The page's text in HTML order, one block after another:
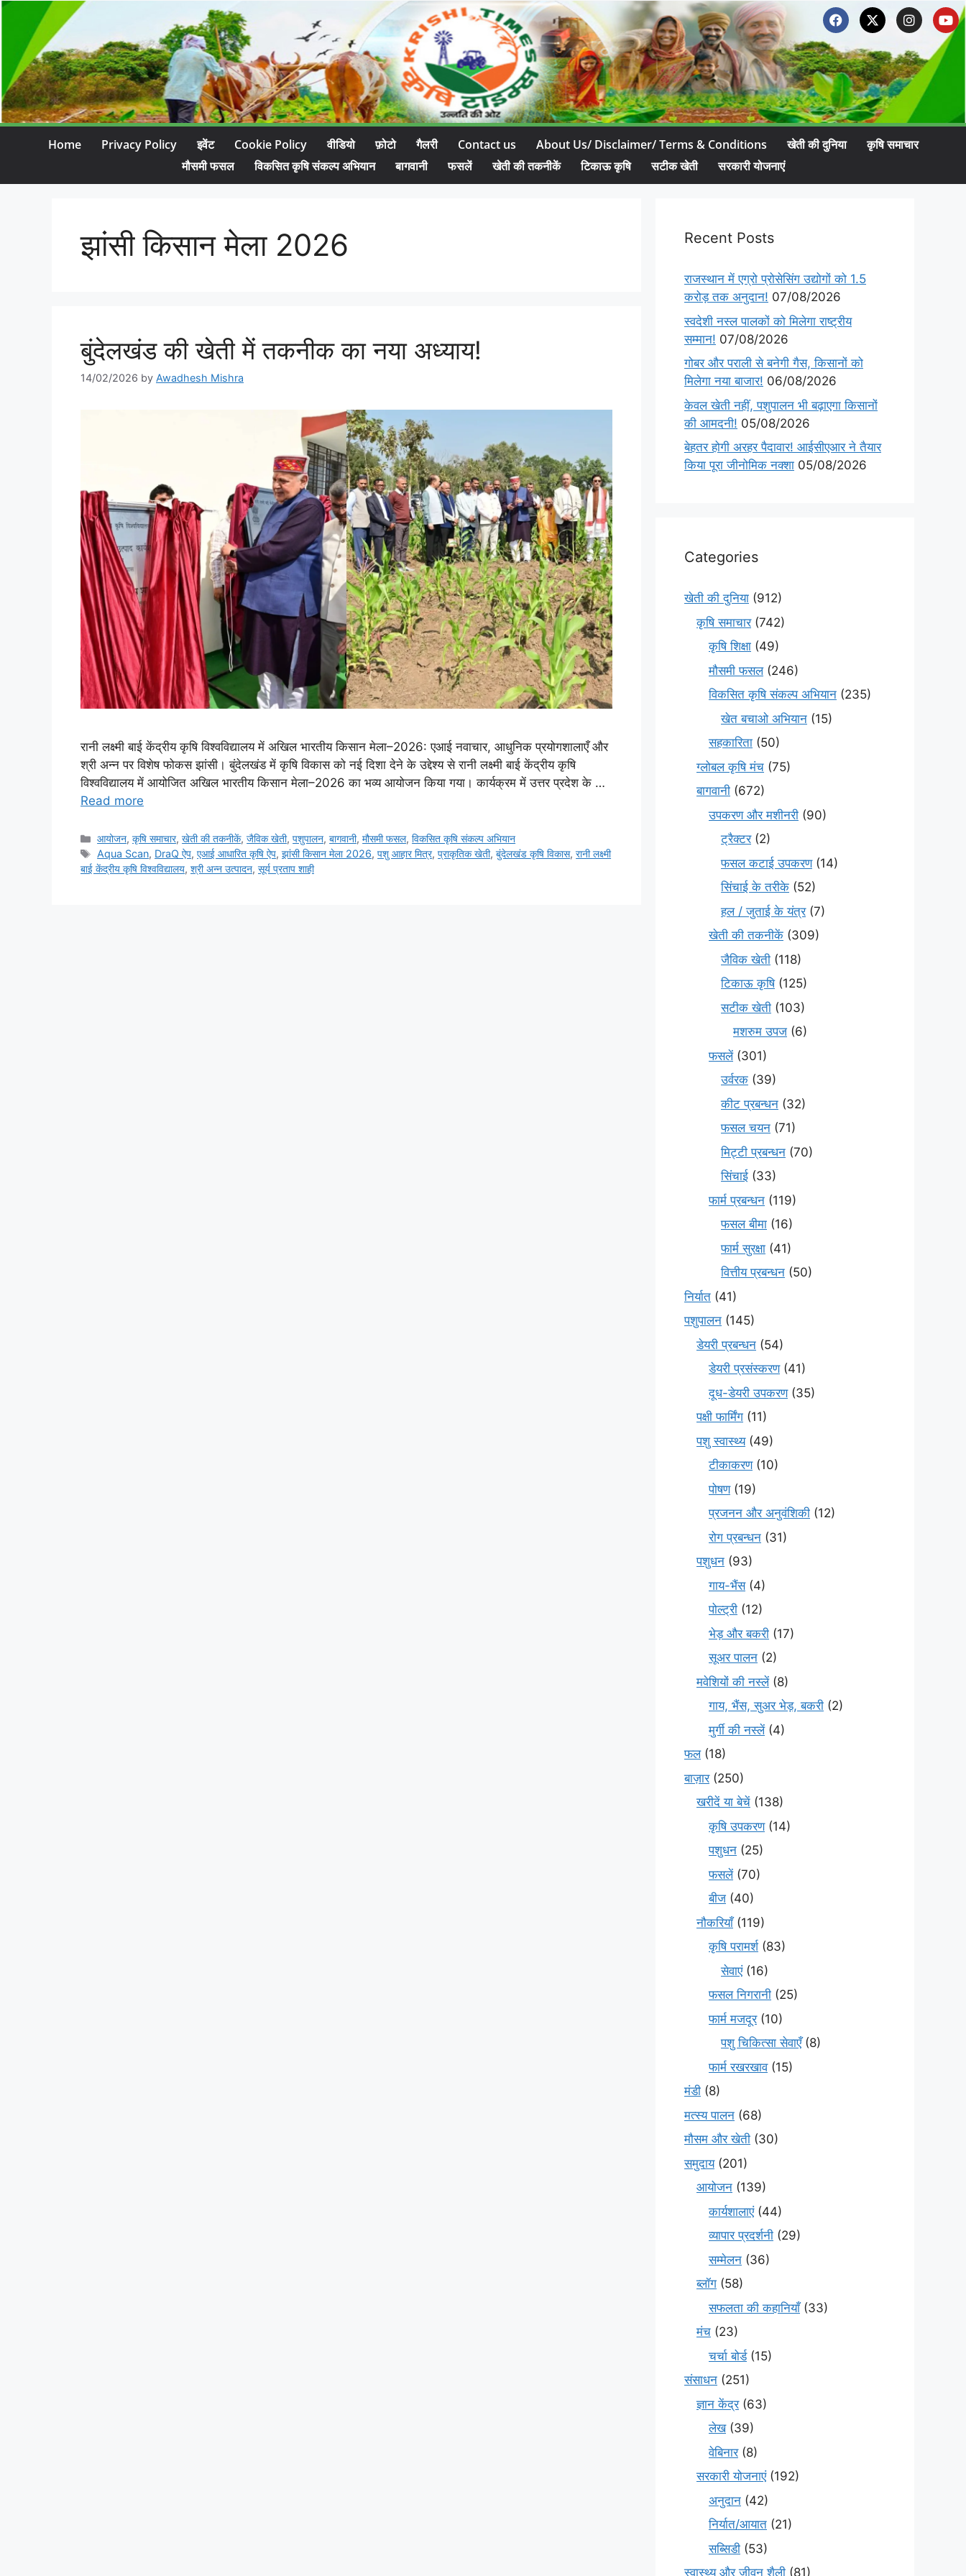
Home Privacy Policy इवेंट Cookie Policy वीडियो फ़ोटो गैलरी Contact us About Us/ Disclaimer/ Terms & Conditions खेती की दुनिया
कृषि समाचार
मौसमी फसल
विकसित कृषि संकल्प अभियान बागवानी फसलें खेती की तकनीकें टिकाऊ कृषि सटीक खेती सरकारी योजनाएं
झांसी किसान मेला 2026
बुंदेलखंड की खेती में तकनीक का नया अध्याय!
14/02/2026 by Awadhesh Mishra
रानी लक्ष्मी बाई केंद्रीय कृषि विश्वविद्यालय में अखिल भारतीय किसान मेला–2026: एआई नवाचार, आधुनिक प्रयोगशालाएँ और
श्री अन्न पर विशेष फोकस झांसी। बुंदेलखंड में कृषि विकास को नई दिशा देने के उद्देश्य से रानी लक्ष्मी बाई केंद्रीय कृषि
विश्वविद्यालय में आयोजित अखिल भारतीय किसान मेला–2026 का भव्य आयोजन किया गया। कार्यक्रम में उत्तर प्रदेश के …
Read more
आयोजन,कृषि समाचार,खेती की तकनीकें,जैविक खेती,पशुपालन,बागवानी,मौसमी फसल,विकसित कृषि संकल्प अभियान
Aqua Scan, DraQ ऐप,एआई आधारित कृषि ऐप,झांसी किसान मेला 2026,पशु आहार मित्र,प्राकृतिक खेती,बुंदेलखंड कृषि विकास,रानी लक्ष्मी
बाई केंद्रीय कृषि विश्वविद्यालय, श्री अन्न उत्पादन, सूर्य प्रताप शाही
Recent Posts
राजस्थान में एग्रो प्रोसेसिंग उद्योगों को 1.5
करोड़ तक अनुदान! 07/08/2026
स्वदेशी नस्ल पालकों को मिलेगा राष्ट्रीय
सम्मान! 07/08/2026
गोबर और पराली से बनेगी गैस, किसानों को
मिलेगा नया बाजार! 06/08/2026
केवल खेती नहीं, पशुपालन भी बढ़ाएगा किसानों
की आमदनी! 05/08/2026
बेहतर होगी अरहर पैदावार! आईसीएआर ने तैयार
किया पूरा जीनोमिक नक्शा 05/08/2026
Categories
खेती की दुनिया (912)
कृषि समाचार(742)
कृषि शिक्षा (49)
मौसमी फसल(246)
विकसित कृषि संकल्प अभियान (235)
खेत बचाओ अभियान (15)
सहकारिता (50)
ग्लोबल कृषि मंच (75)
बागवानी (672)
उपकरण और मशीनरी (90)
ट्रैक्टर(2)
फसल कटाई उपकरण(14)
सिंचाई के तरीके (52)
हल / जुताई के यंत्र(7)
खेती की तकनीकें (309)
जैविक खेती (118)
टिकाऊ कृषि(125)
सटीक खेती (103)
मशरुम उपज (6)
फसलें(301)
उर्वरक (39)
कीट प्रबन्धन (32)
फसल चयन (71)
मि‌ट्टी प्रबन्धन (70)
सिंचाई (33)
फार्म प्रबन्धन (119)
फसल बीमा (16)
फार्म सुरक्षा (41)
वित्तीय प्रबन्धन (50)
निर्यात (41)
पशुपालन (145)
डेयरी प्रबन्धन (54)
डेयरी प्रसंस्करण(41)
दूध-डेयरी उपकरण(35)
पक्षी फार्मिंग (11)
पशु स्वास्थ्य(49)
टीकाकरण(10)
पोषण(19)
प्रजनन और अनुवंशिकी (12)
रोग प्रबन्धन (31)
पशुधन (93)
गाय-भैंस(4)
पोल्ट्री (12)
भेड़ और बकरी (17)
सूअर पालन (2)
मवेशियों की नस्लें(8)
गाय, भैंस, सुअर भेड़, बकरी (2)
मुर्गी की नस्लें(4)
फल(18)
बाज़ार(250)
खरीदें या बेचें (138)
कृषि उपकरण(14)
पशुधन (25)
फसलें(70)
बीज (40)
नौकरियाँ(119)
कृषि परामर्श(83)
सेवाएं(16)
फसल निगरानी (25)
फार्म मजदूर(10)
पशु चिकित्सा सेवाएँ(8)
फार्म रखरखाव(15)
मंडी (8)
मत्स्य पालन (68)
मौसम और खेती (30)
समुदाय(201)
आयोजन (139)
कार्यशालाएं(44)
व्यापार प्रदर्शनी (29)
सम्मेलन (36)
ब्लॉग (58)
सफलता की कहानियाँ(33)
मंच (23)
चर्चा बोर्ड(15)
संसाधन (251)
ज्ञान केंद्र(63)
लेख(39)
वेबिनार(8)
सरकारी योजनाएं(192)
अनुदान (42)
निर्यात/आयात (21)
सब्सिडी (53)
स्वास्थ्य और जीवन शैली (81)